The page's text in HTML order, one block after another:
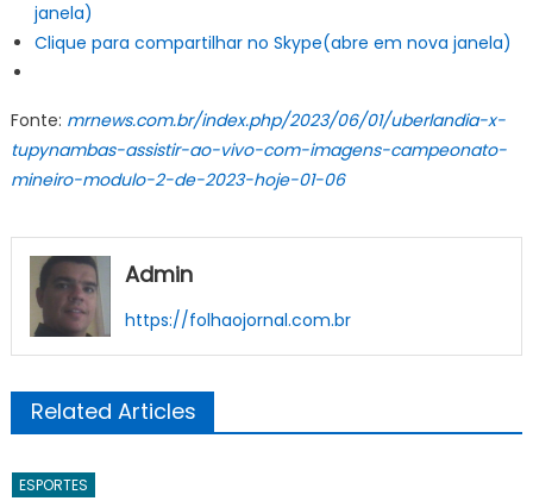
janela)
Clique para compartilhar no Skype(abre em nova janela)
Fonte: mrnews.com.br/index.php/2023/06/01/uberlandia-x-
tupynambas-assistir-ao-vivo-com-imagens-campeonato-
mineiro-modulo-2-de-2023-hoje-01-06
Admin
https://folhaojornal.com.br
Related Articles
ESPORTES